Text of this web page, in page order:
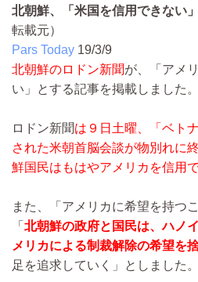
北朝鮮、「米国を信用できない」
転載元）
Pars Today 19/3/9
北朝鮮のロドン新聞が、「アメ
い」とする記事を掲載しました。
ロドン新聞は９日土曜、「ベト
された米朝首脳会談が物別れに
鮮国民はもはやアメリカを信用
また、「アメリカに希望を持つ
「 北朝鮮の政府と国民は、ハノ
メリカによる制裁解除の希望を
足を追求していく」としました。